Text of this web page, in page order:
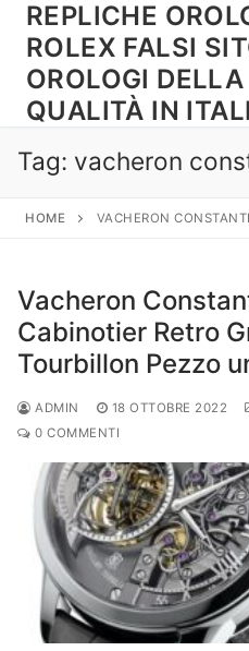
contenuto
REPLICHE
ROLEX FALSI
OROLOGI
QUALITÀ IN
Tag: vacheron
HOME VACHERON
Vacheron
Cabinotier Retro
Tourbillon Pezzo
ADMIN 18 OTTOBRE 2022
0 COMMENTI